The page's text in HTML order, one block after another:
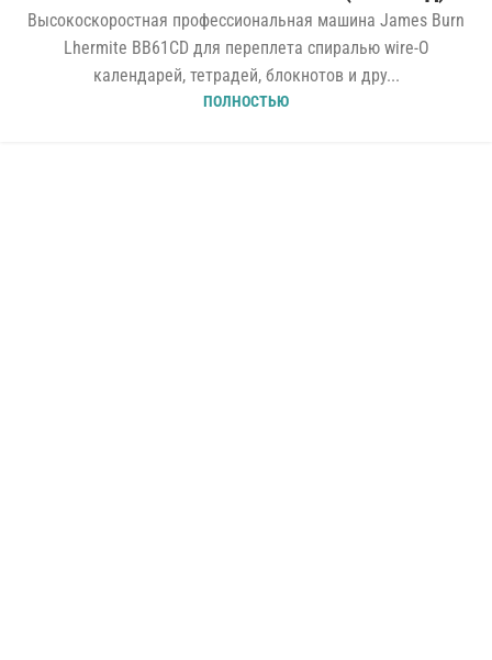
Высокоскоростная профессиональная машина James Burn
Lhermite BB61CD для переплета спиралью wire-O
календарей, тетрадей, блокнотов и дру...
ПОЛНОСТЬЮ